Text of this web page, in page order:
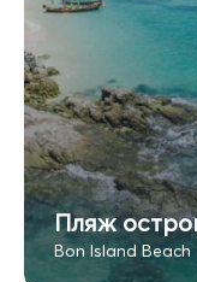
Пляж
Bon Island Beach